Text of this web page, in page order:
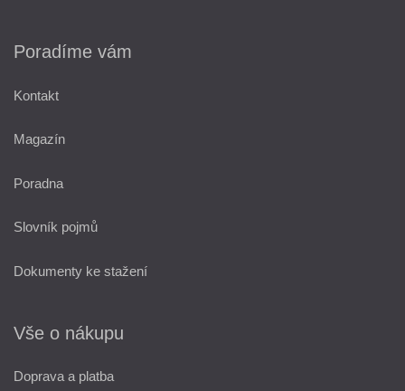
Poradíme vám
Kontakt
Magazín
Poradna
Slovník pojmů
Dokumenty ke stažení
Vše o nákupu
Doprava a platba